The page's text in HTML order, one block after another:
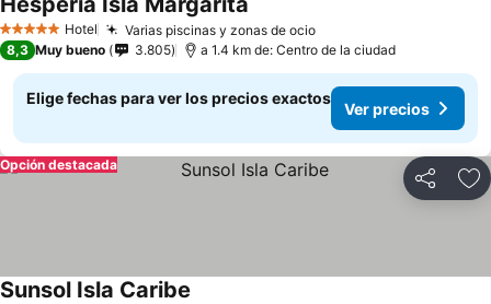
5 Estrellas Hotel Varias piscinas y zonas de ocio
8,3 Muy bueno 3.805 a 1.4 km de: Centro de la ciudad
Elige fechas para ver los precios exactos
Ver precios
Compartir
Opción destacada
Sunsol Isla Caribe